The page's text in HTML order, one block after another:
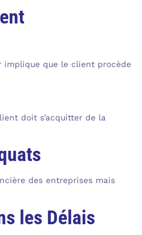
implique que le client procède
doit s’acquitter de la
des entreprises mais
les Délais